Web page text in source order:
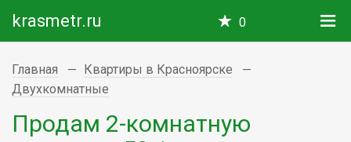
krasmetr.ru 0
Главная
Квартиры в Красноярске
Двухкомнатные
Продам 2-комнатную